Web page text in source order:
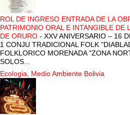
ROL DE INGRESO ENTRADA DE LA
PATRIMONIO ORAL E INTANGIBLE DE
DE ORURO - XXV ANIVERSARIO – 16
1 CONJU TRADICIONAL FOLK
FOLKLORICO MORENADA "ZONA
SOLOS...
Ecologia, Medio Ambiente Bolivia